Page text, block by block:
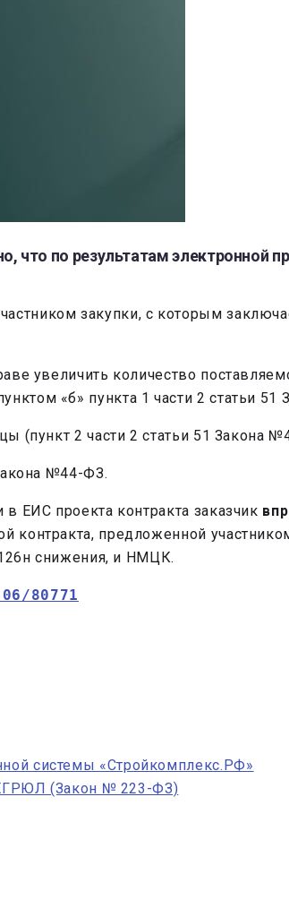
что по результатам электронной
закупки, с которым
увеличить количество
«б» пункта 1 части 2 статьи
(пункт 2 части 2 статьи 51 Закона
№44-ФЗ.
ЕИС проекта контракта заказчик
предложенной
снижения, и НМЦК.
80771
системы «Стройкомплекс.РФ»
ЕГРЮЛ (Закон № 223-ФЗ)